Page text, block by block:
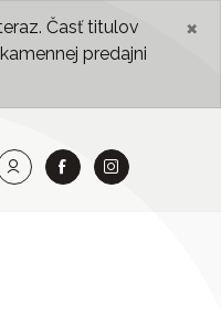
Časť titulov
predajni
×